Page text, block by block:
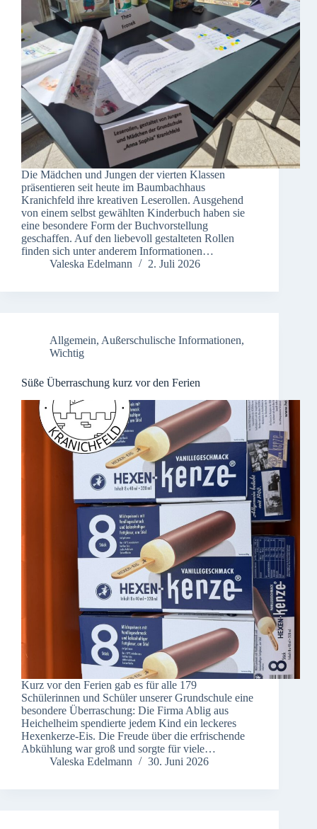
Die Mädchen und Jungen der vierten Klassen
präsentieren seit heute im Baumbachhaus
Kranichfeld ihre kreativen Leserollen. Ausgehend
von einem selbst gewählten Kinderbuch haben sie
eine besondere Form der Buchvorstellung
geschaffen. Auf den liebevoll gestalteten Rollen
finden sich unter anderem Informationen…
Valeska Edelmann
2. Juli 2026
Allgemein, Außerschulische Informationen,
Wichtig
Süße Überraschung kurz vor den Ferien
Kurz vor den Ferien gab es für alle 179
Schülerinnen und Schüler unserer Grundschule eine
besondere Überraschung: Die Firma Ablig aus
Heichelheim spendierte jedem Kind ein leckeres
Hexenkerze-Eis. Die Freude über die erfrischende
Abkühlung war groß und sorgte für viele…
Valeska Edelmann
30. Juni 2026